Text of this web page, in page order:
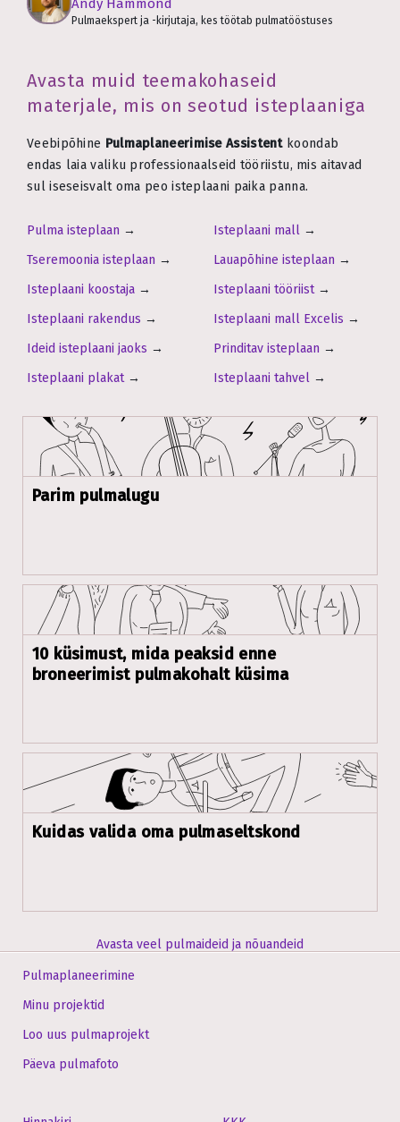
Andy Hammond
Pulmaekspert ja -kirjutaja, kes töötab pulmatööstuses
Avasta muid teemakohaseid
materjale, mis on seotud isteplaaniga
Veebipõhine Pulmaplaneerimise Assistentkoondab
endas laia valiku professionaalseid tööriistu, mis aitavad
sul iseseisvalt oma peo isteplaani paika panna.
Pulma isteplaan → Isteplaani mall →
Tseremoonia isteplaan → Lauapõhine isteplaan →
Isteplaani koostaja → Isteplaani tööriist→
Isteplaani rakendus → Isteplaani mall Excelis →
Ideid isteplaani jaoks → Prinditav isteplaan →
Isteplaani plakat→ Isteplaani tahvel →
Parim pulmalugu
10 küsimust, mida peaksid enne
broneerimist pulmakohalt küsima
Kuidas valida oma pulmaseltskond
Avasta veel pulmaideid ja nõuandeid
Pulmaplaneerimine
Minu projektid
Loo uus pulmaprojekt
Päeva pulmafoto